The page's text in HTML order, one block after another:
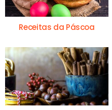
Receitas da Páscoa